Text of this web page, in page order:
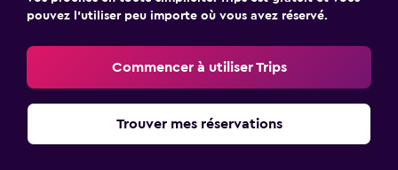
pouvez l’utiliser peu importe où vous avez réservé.
Commencer à utiliser Trips
Trouver mes réservations